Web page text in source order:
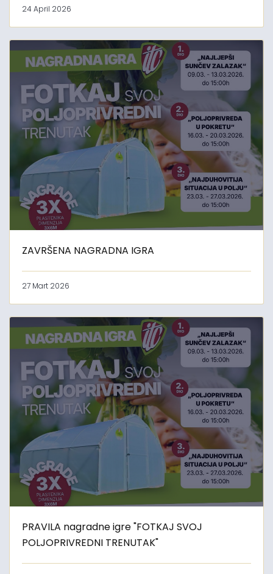
24 April 2026
ZAVRŠENA NAGRADNA IGRA
27 Mart 2026
PRAVILA nagradne igre "FOTKAJ SVOJ
POLJOPRIVREDNI TRENUTAK"